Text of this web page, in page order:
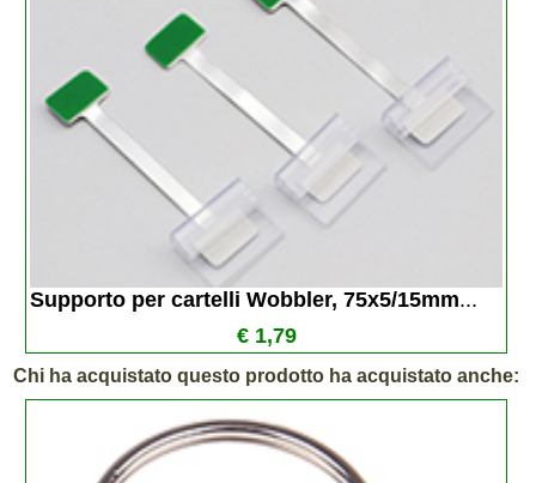
Supporto per cartelli Wobbler, 75x5/15mm...
€ 1,79
Chi ha acquistato questo prodotto ha acquistato anche: